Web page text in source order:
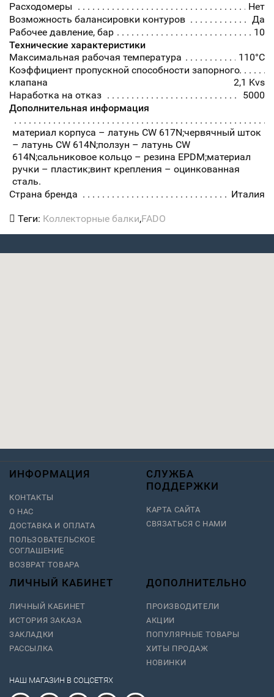
Расходомеры
Нет
Возможность балансировки контуров
Да
Рабочее давление, бар
10
Технические характеристики
Максимальная рабочая температура
110°С
Коэффициент пропускной способности запорного
клапана
2,1 Kvs
Наработка на отказ
5000
Дополнительная информация
материал корпуса – латунь CW 617N;червячный шток
– латунь CW 614N;ползун – латунь CW
614N;сальниковое кольцо – резина EPDM;материал
ручки – пластик;винт крепления – оцинкованная
сталь.
Страна бренда
Италия
Теги: Коллекторные балки,FADO
ИНФОРМАЦИЯ
КОНТАКТЫ
О НАС
ДОСТАВКА И ОПЛАТА
ПОЛЬЗОВАТЕЛЬСКОЕ
СОГЛАШЕНИЕ
ВОЗВРАТ ТОВАРА
СЛУЖБА
ПОДДЕРЖКИ
КАРТА САЙТА
СВЯЗАТЬСЯ С НАМИ
ЛИЧНЫЙ КАБИНЕТ
ЛИЧНЫЙ КАБИНЕТ
ИСТОРИЯ ЗАКАЗА
ЗАКЛАДКИ
РАССЫЛКА
ДОПОЛНИТЕЛЬНО
ПРОИЗВОДИТЕЛИ
АКЦИИ
ПОПУЛЯРНЫЕ ТОВАРЫ
ХИТЫ ПРОДАЖ
НОВИНКИ
НАШ МАГАЗИН В СОЦСЕТЯХ